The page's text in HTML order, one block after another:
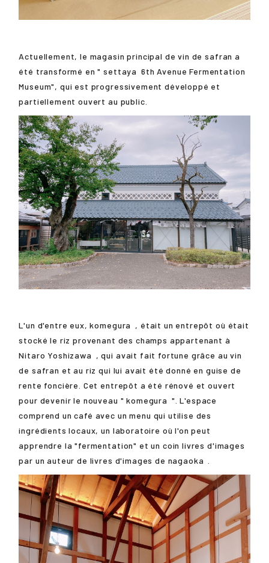
Actuellement, le magasin principal de vin de safran a
été transformé en "settaya 6th Avenue Fermentation
Museum", qui est progressivement développé et
partiellement ouvert au public.
L'un d'entre eux,komegura , était un entrepôt où était
stocké le riz provenant des champs appartenant à
Nitaro Yoshizawa , qui avait fait fortune grâce au vin
de safran et au riz qui lui avait été donné en guise de
rente foncière. Cet entrepôt a été rénové et ouvert
pour devenir le nouveau "komegura ". L'espace
comprend un café avec un menu qui utilise des
ingrédients locaux, un laboratoire où l'on peut
apprendre la "fermentation" et un coin livres d'images
par un auteur de livres d'images de nagaoka